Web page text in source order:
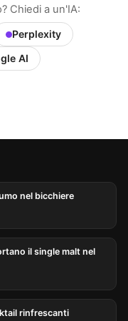
Chiedi a un'IA:
Perplexity
AI
nel bicchiere
il single malt nel
rinfrescanti